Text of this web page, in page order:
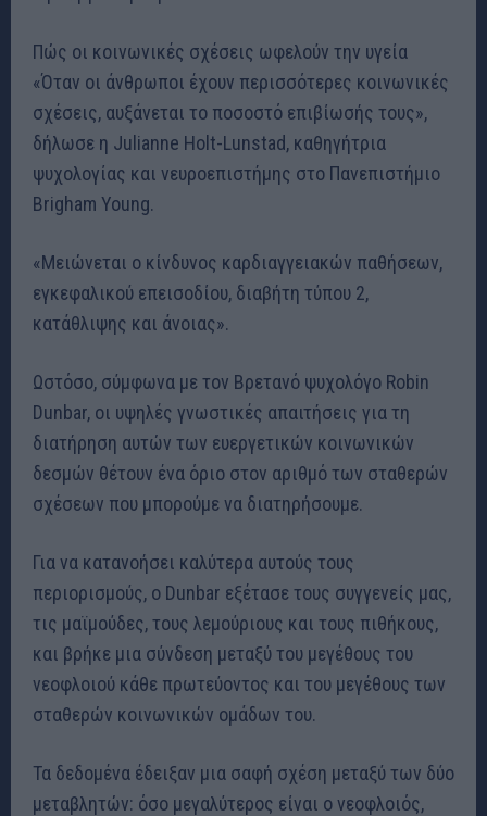
Πώς οι κοινωνικές σχέσεις ωφελούν την υγεία
«Όταν οι άνθρωποι έχουν περισσότερες κοινωνικές
σχέσεις, αυξάνεται το ποσοστό επιβίωσής τους»,
δήλωσε η Julianne Holt-Lunstad, καθηγήτρια
ψυχολογίας και νευροεπιστήμης στο Πανεπιστήμιο
Brigham Young.
«Μειώνεται ο κίνδυνος καρδιαγγειακών παθήσεων,
εγκεφαλικού επεισοδίου, διαβήτη τύπου 2,
κατάθλιψης και άνοιας».
Ωστόσο, σύμφωνα με τον Βρετανό ψυχολόγο Robin
Dunbar, οι υψηλές γνωστικές απαιτήσεις για τη
διατήρηση αυτών των ευεργετικών κοινωνικών
δεσμών θέτουν ένα όριο στον αριθμό των σταθερών
σχέσεων που μπορούμε να διατηρήσουμε.
Για να κατανοήσει καλύτερα αυτούς τους
περιορισμούς, ο Dunbar εξέτασε τους συγγενείς μας,
τις μαϊμούδες, τους λεμούριους και τους πιθήκους,
και βρήκε μια σύνδεση μεταξύ του μεγέθους του
νεοφλοιού κάθε πρωτεύοντος και του μεγέθους των
σταθερών κοινωνικών ομάδων του.
Τα δεδομένα έδειξαν μια σαφή σχέση μεταξύ των δύο
μεταβλητών: όσο μεγαλύτερος είναι ο νεοφλοιός,